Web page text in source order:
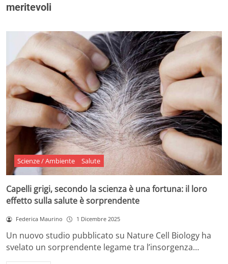
meritevoli
Scienze / Ambiente Salute
Capelli grigi, secondo la scienza è una fortuna: il loro
effetto sulla salute è sorprendente
Federica Maurino 1 Dicembre 2025
Un nuovo studio pubblicato su Nature Cell Biology ha
svelato un sorprendente legame tra l’insorgenza…